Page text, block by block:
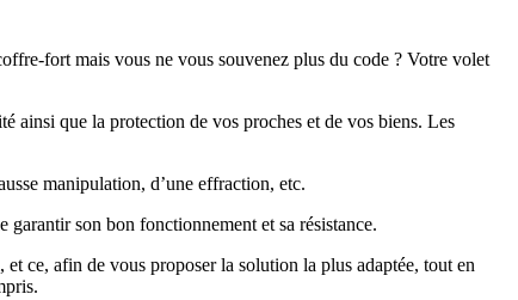
fort mais vous ne vous souvenez plus du code ? Votre volet
ainsi que la protection de vos proches et de vos biens. Les
manipulation, d’une effraction, etc.
son bon fonctionnement et sa résistance.
ce, afin de vous proposer la solution la plus adaptée, tout en